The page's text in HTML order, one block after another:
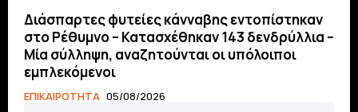
Διάσπαρτες φυτείες κάνναβης εντοπίστηκαν
στο Ρέθυμνο – Κατασχέθηκαν 143 δενδρύλλια –
Μία σύλληψη, αναζητούνται οι υπόλοιποι
εμπλεκόμενοι
ΕΠΙΚΑΙΡΟΤΗΤΑ 05/08/2026